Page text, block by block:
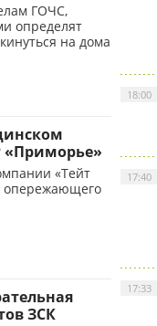
ГОЧС,
определят
на дома
«Приморье»
«Тейт
опережающего
ЗСК
18:00
17:40
17:33